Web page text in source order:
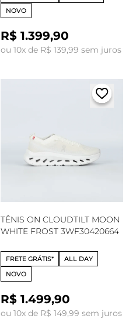
NOVO
R$ 1.399,90
ou 10x de R$ 139,99 sem juros
TÊNIS ON CLOUDTILT MOON
WHITE FROST 3WF30420664
FRETE GRÁTIS*
ALL DAY
NOVO
R$ 1.499,90
ou 10x de R$ 149,99 sem juros